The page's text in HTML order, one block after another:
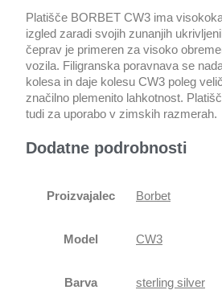
Platišče BORBET CW3 ima
izgled zaradi svojih zunanjih
čeprav je primeren za visoko
vozila. Filigranska poravnava se
kolesa in daje kolesu CW3 poleg
značilno plemenito lahkotnost.
tudi za uporabo v zimskih razmerah.
Dodatne podrobnosti
Proizvajalec Borbet
Model CW3
Barva sterling silver